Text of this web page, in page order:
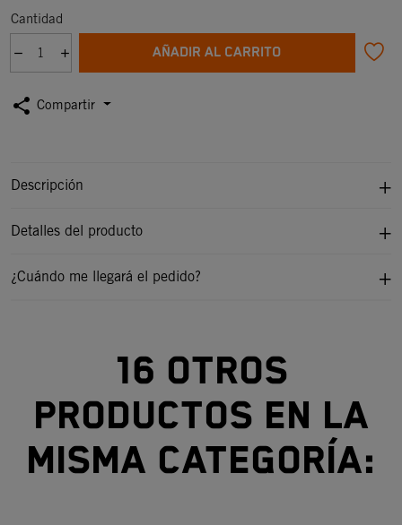
Cantidad
AÑADIR AL CARRITO
share Compartir
Descripción
Detalles del producto
¿Cuándo me llegará el pedido?
16 otros
productos en la
misma categoría: